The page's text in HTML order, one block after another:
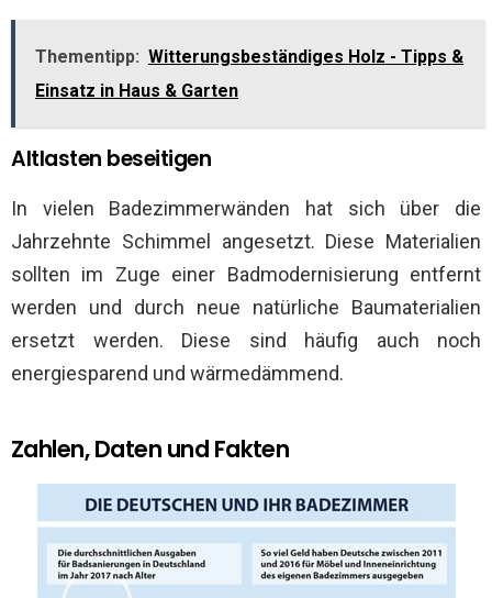
Thementipp: Witterungsbeständiges Holz - Tipps &
Einsatz in Haus & Garten
Altlasten beseitigen
In vielen Badezimmerwänden hat sich über die
Jahrzehnte Schimmel angesetzt. Diese Materialien
sollten im Zuge einer Badmodernisierung entfernt
werden und durch neue natürliche Baumaterialien
ersetzt werden. Diese sind häufig auch noch
energiesparend und wärmedämmend.
Zahlen, Daten und Fakten